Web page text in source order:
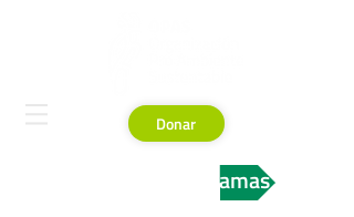
Donar
Volver a Programas